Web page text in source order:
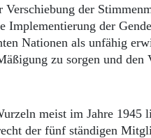
Verschiebung der
der
Nationen als unfähig
zu sorgen und
meist im Jahre 1945
der fünf ständigen